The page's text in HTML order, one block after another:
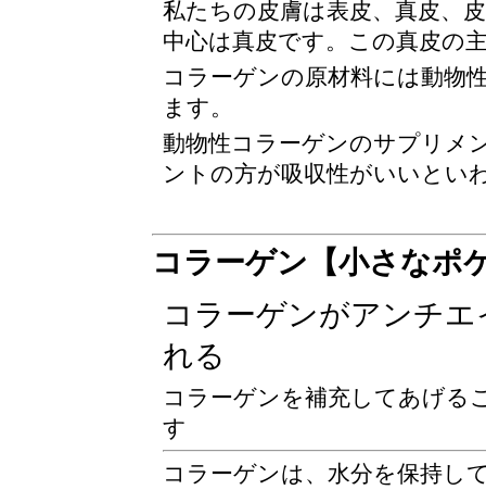
私たちの皮膚は表皮、真皮、
中心は真皮です。この真皮の
コラーゲンの原材料には動物
ます。
動物性コラーゲンのサプリメ
ントの方が吸収性がいいとい
コラーゲン【小さなポ
コラーゲンがアンチ
れる
コラーゲンを補充してあげる
す
コラーゲンは、水分を保持し